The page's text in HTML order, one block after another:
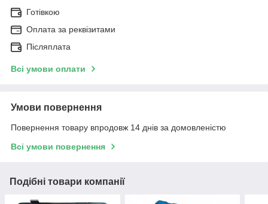
Готівкою
Оплата за реквізитами
Післяплата
Всі умови оплати
Умови повернення
Повернення товару впродовж 14 днів за домовленістю
Всі умови повернення
Подібні товари компанії